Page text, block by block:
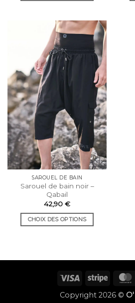
a
plusieurs
variations.
Les
options
sur
la
page
du
produit
SAROUEL DE BAIN
Sarouel de bain noir –
Qabail
42,90 €
CHOIX DES OPTIONS
plusieurs
Les
options
Visa Rayure
Copyright 2026 ©